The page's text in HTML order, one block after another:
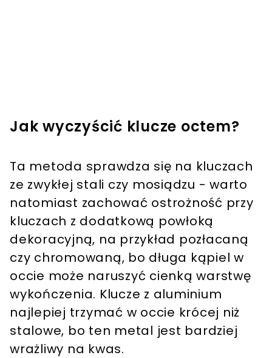
Jak wyczyścić klucze octem?
Ta metoda sprawdza się na kluczach
ze zwykłej stali czy mosiądzu - warto
natomiast zachować ostrożność przy
kluczach z dodatkową powłoką
dekoracyjną, na przykład pozłacaną
czy chromowaną, bo długa kąpiel w
occie może naruszyć cienką warstwę
wykończenia. Klucze z aluminium
najlepiej trzymać w occie krócej niż
stalowe, bo ten metal jest bardziej
wrażliwy na kwas.